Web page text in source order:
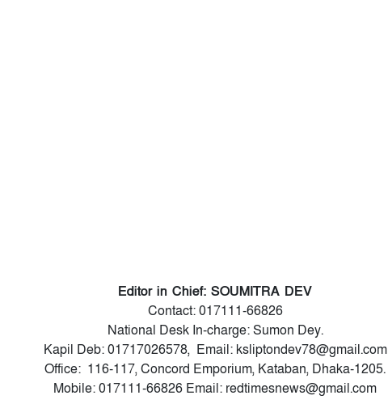
Editor in Chief: SOUMITRA DEV
Contact: 017111-66826
National Desk In-charge: Sumon Dey.
Kapil Deb: 01717026578, Email: ksliptondev78@gmail.com
Office: 116-117, Concord Emporium, Kataban, Dhaka-1205.
Mobile: 017111-66826 Email: redtimesnews@gmail.com